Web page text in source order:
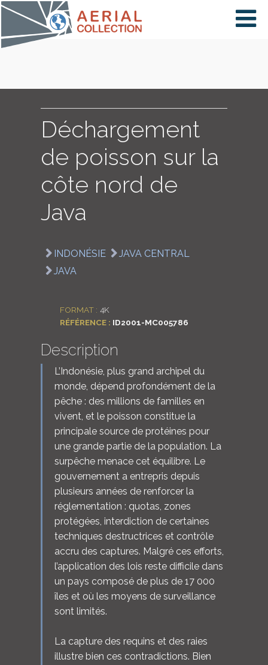
×
PAYS
CARTE
Déchargement
de poisson sur la
côte nord de
Java
INDONÉSIE
JAVA CENTRAL
JAVA
FORMAT : 4K
RÉFÉRENCE : ID2001-MC005786
Description
L’Indonésie, plus grand archipel du
monde, dépend profondément de la
pêche : des millions de familles en
vivent, et le poisson constitue la
principale source de protéines pour
une grande partie de la population. La
surpêche menace cet équilibre. Le
gouvernement a entrepris depuis
plusieurs années de renforcer la
réglementation : quotas, zones
protégées, interdiction de certaines
techniques destructrices et contrôle
accru des captures. Malgré ces efforts,
l’application des lois reste difficile dans
un pays composé de plus de 17 000
îles et où les moyens de surveillance
sont limités.
La capture des requins et des raies
illustre bien ces contradictions. Bien